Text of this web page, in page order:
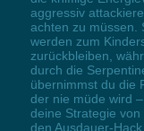
aggressiv
achten zu müssen.
werden zum
zurückbleiben,
durch die
übernimmst du die
der nie müde wird
deine Strategie
den Ausdauer-